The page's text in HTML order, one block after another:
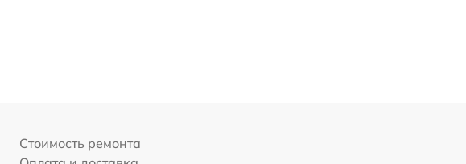
Стоимость ремонта